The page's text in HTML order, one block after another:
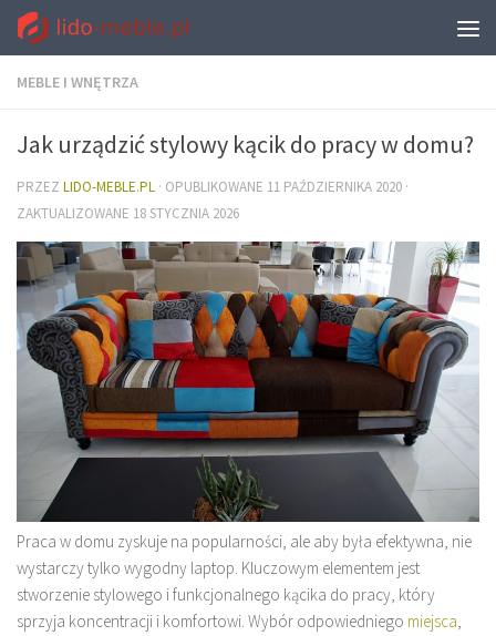
MEBLE I WNĘTRZA
Jak urządzić stylowy kącik do pracy w domu?
PRZEZ LIDO-MEBLE.PL · OPUBLIKOWANE 11 PAŹDZIERNIKA 2020 ·
ZAKTUALIZOWANE 18 STYCZNIA 2026
Praca w domu zyskuje na popularności, ale aby była efektywna, nie
wystarczy tylko wygodny laptop. Kluczowym elementem jest
stworzenie stylowego i funkcjonalnego kącika do pracy, który
sprzyja koncentracji i komfortowi. Wybór odpowiedniego miejsca,